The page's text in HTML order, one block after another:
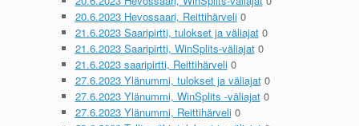
20.6.2023 Hevossaari, Reittihärveli0
21.6.2023 Saaripirtti, tulokset ja väliajat0
21.6.2023 Saaripirtti, WinSplits-väliajat0
21.6.2023 saaripirtti, Reittihärveli0
27.6.2023 Ylänummi, tulokset ja väliajat0
27.6.2023 Ylänummi, WinSplits -väliajat0
27.6.2023 Ylänummi, Reittihärveli0